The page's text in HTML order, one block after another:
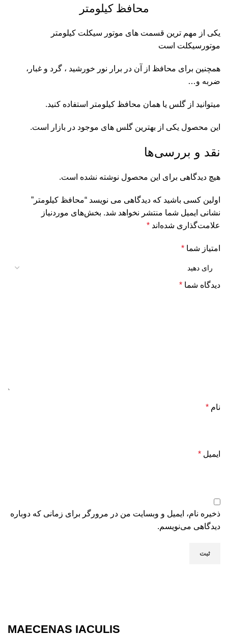
محافظ کیلومتر
یکی از مهم ترین قسمت های موتور سیکلت کیلومتر
موتورسیکلت است
همچنین برای محافظ از آن در برار نور خورشید ، گرد و غبار،
ضربه و…
میتوانید از گلس یا همان محافظ کیلومتر استفاده کنید.
این محصول یکی از بهترین گلس های موجود در بازار است.
نقد و بررسی‌ها
هیچ دیدگاهی برای این محصول نوشته نشده است.
اولین کسی باشید که دیدگاهی می نویسد “محافظ کیلومتر”
نشانی ایمیل شما منتشر نخواهد شد. بخش‌های موردنیاز
علامت‌گذاری شده‌اند *
امتیاز شما *
دیدگاه شما *
نام *
ایمیل *
ذخیره نام، ایمیل و وبسایت من در مرورگر برای زمانی که دوباره
دیدگاهی می‌نویسم.
MAECENAS IACULIS